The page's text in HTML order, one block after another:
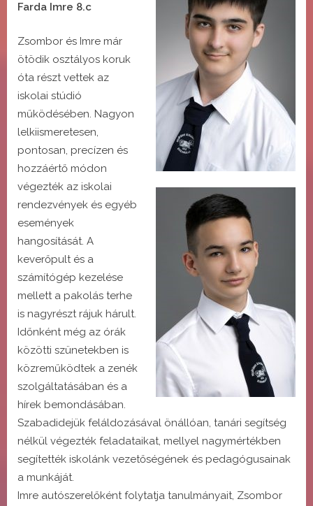
Farda Imre 8.c
Zsombor és Imre már
ötödik osztályos koruk
óta részt vettek az
iskolai stúdió
működésében. Nagyon
lelkiismeretesen,
pontosan, precízen és
hozzáértő módon
végezték az iskolai
rendezvények és egyéb
események
hangosítását. A
keverőpult és a
számítógép kezelése
mellett a pakolás terhe
is nagyrészt rájuk hárult.
Időnként még az órák
közötti szünetekben is
közreműködtek a zenék
szolgáltatásában és a
hírek bemondásában.
Szabadidejük feláldozásával önállóan, tanári segítség
nélkül végezték feladataikat, mellyel nagymértékben
segítették iskolánk vezetőségének és pedagógusainak
a munkáját.
Imre autószerelőként folytatja tanulmányait, Zsombor